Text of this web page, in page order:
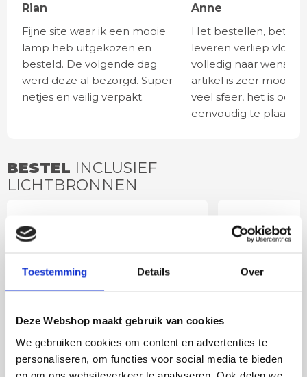
Toestemming Details Over
Deze Webshop maakt gebruik van cookies
We gebruiken cookies om content en advertenties te
personaliseren, om functies voor social media te bieden
en om ons websiteverkeer te analyseren. Ook delen we
Rian
Fijne site waar ik een mooie
lamp heb uitgekozen en
besteld. De volgende dag
werd deze al bezorgd. Super
netjes en veilig verpakt.
Anne
Het bestellen,
leveren verliep vlot en
volledig naar wens.
artikel is zeer mooi
veel sfeer, het is ook
eenvoudig te
BESTEL INCLUSIEF
LICHTBRONNEN
LED lamp 6 watt E27
lumen 6,4 cm
LED
warm wit